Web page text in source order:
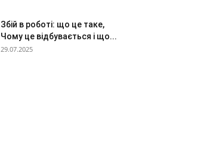
Збій в роботі: що це таке,
Чому це відбувається і що...
29.07.2025